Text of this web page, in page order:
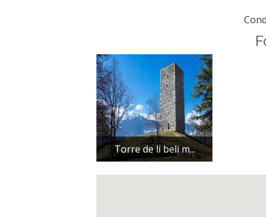
Torre de li beli m...